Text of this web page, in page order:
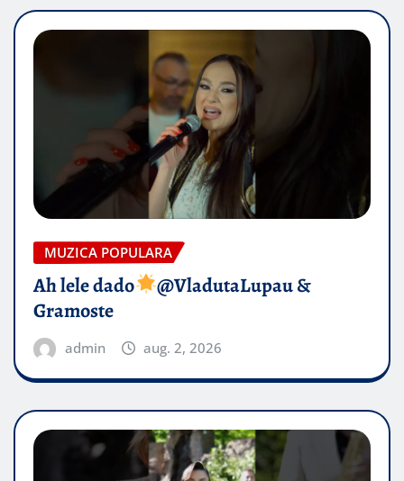
MUZICA POPULARA
Ah lele dado​
@VladutaLupau &
Gramoste
admin aug. 2, 2026